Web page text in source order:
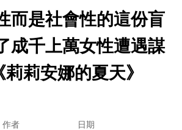
而是社會性的這份盲
成千上萬女性遭遇謀
莉安娜的夏天》
作者 日期